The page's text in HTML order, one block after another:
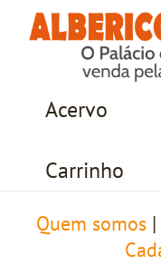
Acervo
Carrinho
Quem somos